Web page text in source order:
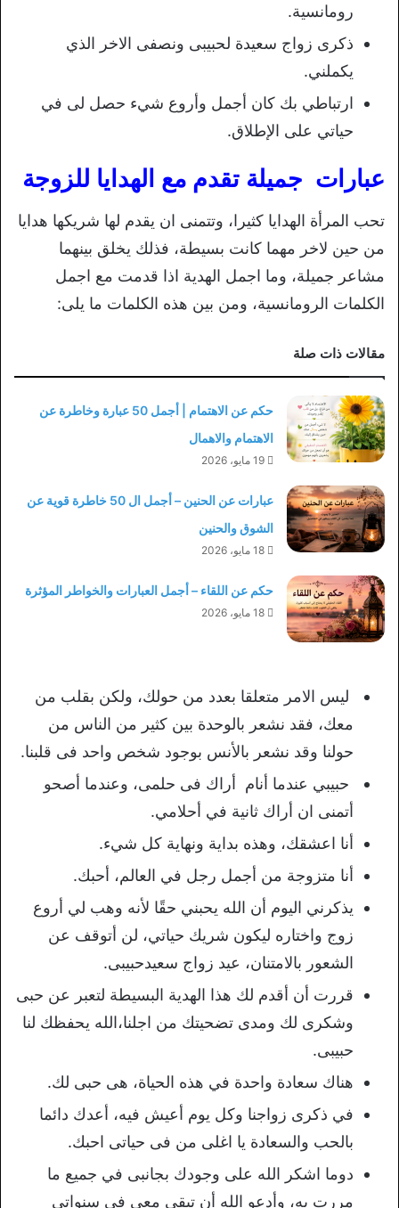
رومانسية.
ذكرى زواج سعيدة لحبيبى ونصفى الاخر الذي
يكملني.
ارتباطي بك كان أجمل وأروع شيء حصل لى في
حياتي على الإطلاق.
عبارات جميلة تقدم مع الهدايا للزوجة
تحب المرأة الهدايا كثيرا، وتتمنى ان يقدم لها شريكها هدايا
من حين لاخر مهما كانت بسيطة، فذلك يخلق بينهما
مشاعر جميلة، وما اجمل الهدية اذا قدمت مع اجمل
الكلمات الرومانسية، ومن بين هذه الكلمات ما يلى:
مقالات ذات صلة
حكم عن الاهتمام | أجمل 50 عبارة وخاطرة عن
الاهتمام والاهمال
19 مايو، 2026
عبارات عن الحنين – أجمل ال 50 خاطرة قوية عن
الشوق والحنين
18 مايو، 2026
حكم عن اللقاء – أجمل العبارات والخواطر المؤثرة
18 مايو، 2026
ليس الامر متعلقا بعدد من حولك، ولكن بقلب من
معك، فقد نشعر بالوحدة بين كثير من الناس من
حولنا وقد نشعر بالأنس بوجود شخص واحد فى قلبنا.
حبيبي عندما أنام أراك فى حلمى، وعندما أصحو
أتمنى ان أراك ثانية في أحلامي.
أنا اعشقك، وهذه بداية ونهاية كل شيء.
أنا متزوجة من أجمل رجل في العالم، أحبك.
يذكرني اليوم أن الله يحبني حقًا لأنه وهب لي أروع
زوج واختاره ليكون شريك حياتي، لن أتوقف عن
الشعور بالامتنان، عيد زواج سعيدحبيبى.
قررت أن أقدم لك هذا الهدية البسيطة لتعبر عن حبى
وشكرى لك ومدى تضحيتك من اجلنا،الله يحفظك لنا
حبيبى.
هناك سعادة واحدة في هذه الحياة، هى حبى لك.
في ذكرى زواجنا وكل يوم أعيش فيه، أعدك دائما
بالحب والسعادة يا اغلى من فى حياتى احبك.
دوما اشكر الله على وجودك بجانبى في جميع ما
مررت به، وأدعو الله أن تبقى معي في سنواتى